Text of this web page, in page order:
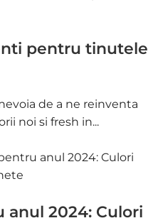
pentru tinutele
de a ne reinventa
noi si fresh in...
2024: Culori